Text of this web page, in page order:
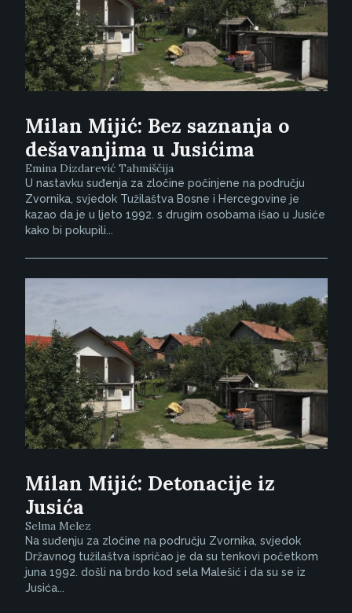
Milan Mijić: Bez saznanja o
dešavanjima u Jusićima
Emina Dizdarević Tahmiščija
U nastavku suđenja za zločine počinjene na području
Zvornika, svjedok Tužilaštva Bosne i Hercegovine je
kazao da je u ljeto 1992. s drugim osobama išao u Jusiće
kako bi pokupili...
Milan Mijić: Detonacije iz
Jusića
Selma Melez
Na suđenju za zločine na području Zvornika, svjedok
Državnog tužilaštva ispričao je da su tenkovi početkom
juna 1992. došli na brdo kod sela Malešić i da su se iz
Jusića...